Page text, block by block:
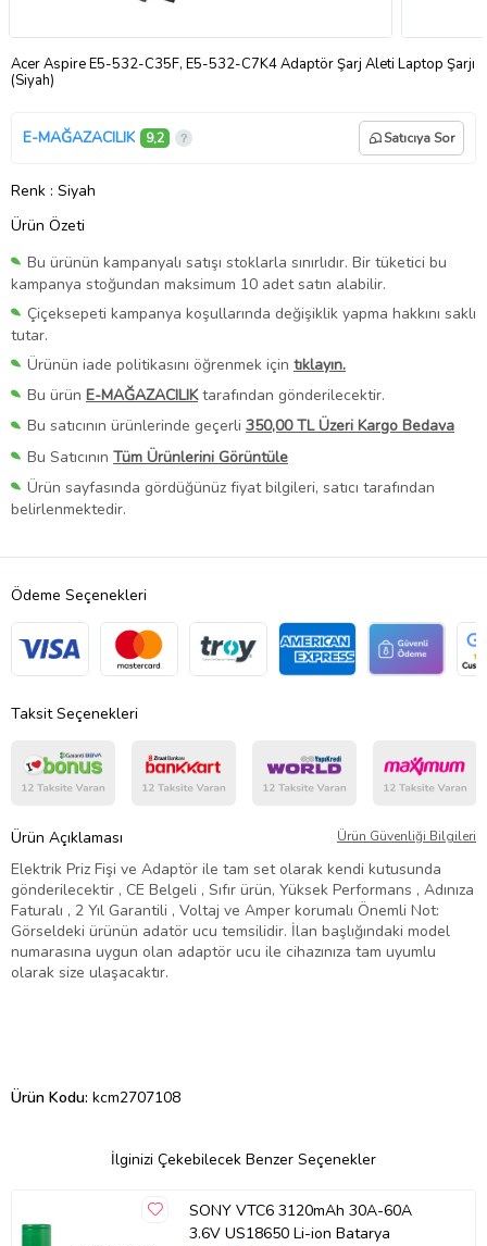
Acer Aspire E5-532-C35F, E5-532-C7K4 Adaptör Şarj Aleti Laptop Şarjı
(Siyah)
E-MAĞAZACILIK 9,2 Satıcıya Sor
Renk : Siyah
Ürün Özeti
Bu ürünün kampanyalı satışı stoklarla sınırlıdır. Bir tüketici bu
kampanya stoğundan maksimum 10 adet satın alabilir.
Çiçeksepeti kampanya koşullarında değişiklik yapma hakkını saklı
tutar.
Ürünün iade politikasını öğrenmek için tıklayın.
Bu ürün E-MAĞAZACILIKtarafından gönderilecektir.
Bu satıcının ürünlerinde geçerli 350,00 TL Üzeri Kargo Bedava
Bu Satıcının Tüm Ürünlerini Görüntüle
Ürün sayfasında gördüğünüz fiyat bilgileri, satıcı tarafından
belirlenmektedir.
Ödeme Seçenekleri
Taksit Seçenekleri
Ürün Açıklaması Ürün Güvenliği Bilgileri
Elektrik Priz Fişi ve Adaptör ile tam set olarak kendi kutusunda
gönderilecektir , CE Belgeli , Sıfır ürün, Yüksek Performans , Adınıza
Faturalı , 2 Yıl Garantili , Voltaj ve Amper korumalı Önemli Not:
Görseldeki ürünün adatör ucu temsilidir. İlan başlığındaki model
numarasına uygun olan adaptör ucu ile cihazınıza tam uyumlu
olarak size ulaşacaktır.
Ürün Kodu: kcm2707108
İlginizi Çekebilecek Benzer Seçenekler
SONY VTC6 3120mAh 30A-60A
3.6V US18650 Li-ion Batarya